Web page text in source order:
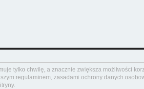
tylko chwilę, a znacznie zwiększa możliwości
regulaminem, zasadami ochrony danych